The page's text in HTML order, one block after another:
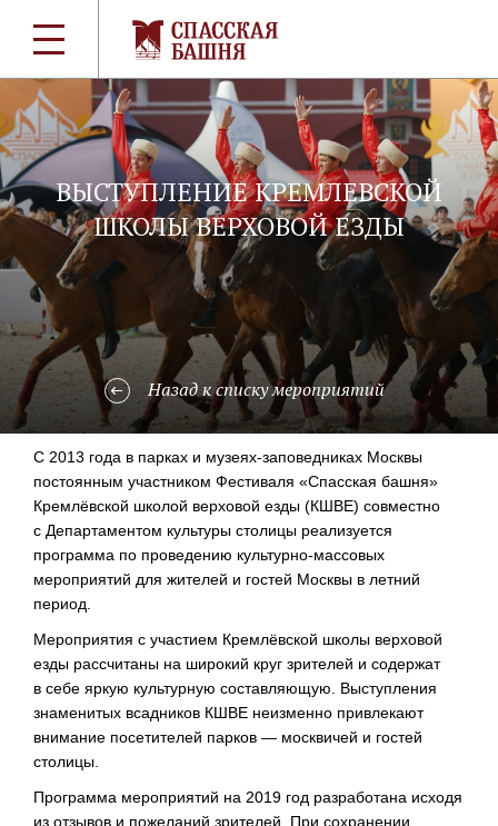
ВЫСТУПЛЕНИЕ КРЕМЛЕВСКОЙ
ШКОЛЫ ВЕРХОВОЙ ЕЗДЫ
Назад к списку мероприятий
С 2013 года в парках и музеях-заповедниках Москвы
постоянным участником Фестиваля «Спасская башня»
Кремлёвской школой верховой езды (КШВЕ) совместно
с Департаментом культуры столицы реализуется
программа по проведению культурно-массовых
мероприятий для жителей и гостей Москвы в летний
период.
Мероприятия с участием Кремлёвской школы верховой
езды рассчитаны на широкий круг зрителей и содержат
в себе яркую культурную составляющую. Выступления
знаменитых всадников КШВЕ неизменно привлекают
внимание посетителей парков — москвичей и гостей
столицы.
Программа мероприятий на 2019 год разработана исходя
из отзывов и пожеланий зрителей. При сохранении